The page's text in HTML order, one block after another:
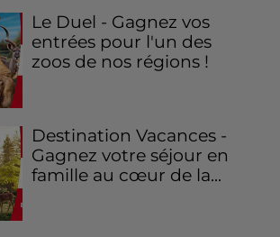
Le Duel - Gagnez vos
entrées pour l'un des
zoos de nos régions !
Destination Vacances -
Gagnez votre séjour en
famille au cœur de la...